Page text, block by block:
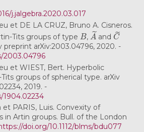
j.jalgebra.2020.03.017
et DE LA CRUZ, Bruno A. Cisneros.
Tits groups of typeB, A~ and C~
preprint arXiv:2003.04796, 2020. -
2003.04796
et WIEST, Bert. Hyperbolic
groups of spherical type. arXiv
2019. -
1904.02234
et PARIS, Luis. Convexity of
in Artin groups. Bull. of the London
doi.org/10.1112/blms/bdu077